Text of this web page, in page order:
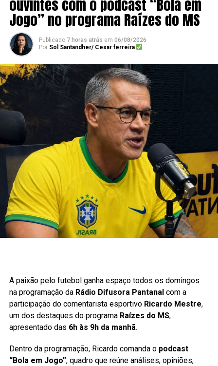
ouvintes com o podcast “Bola em
Jogo” no programa Raízes do MS
Publicado 7 horas atrás em 06/08/2026
Por Sol Santandher/ Cesar ferreira
A paixão pelo futebol ganha espaço todos os domingos
na programação da Rádio Difusora Pantanalcom a
participação do comentarista esportivo Ricardo Mestre,
um dos destaques do programa Raízes do MS,
apresentado das 6h às 9h da manhã.
Dentro da programação, Ricardo comanda o podcast
“Bola em Jogo”, quadro que reúne análises, opiniões,